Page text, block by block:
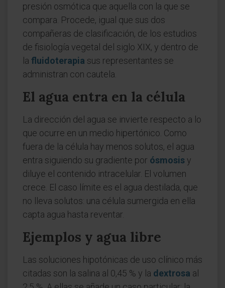
presión osmótica que aquella con la que se
compara. Procede, igual que sus dos
compañeras de clasificación, de los estudios
de fisiología vegetal del siglo XIX, y dentro de
la fluidoterapia sus representantes se
administran con cautela.
El agua entra en la célula
La dirección del agua se invierte respecto a lo
que ocurre en un medio hipertónico. Como
fuera de la célula hay menos solutos, el agua
entra siguiendo su gradiente por ósmosisy
diluye el contenido intracelular. El volumen
crece. El caso límite es el agua destilada, que
no lleva solutos: una célula sumergida en ella
capta agua hasta reventar.
Ejemplos y agua libre
Las soluciones hipotónicas de uso clínico más
citadas son la salina al 0,45 % y la dextrosa al